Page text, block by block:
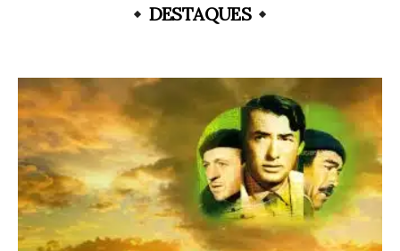
DESTAQUES